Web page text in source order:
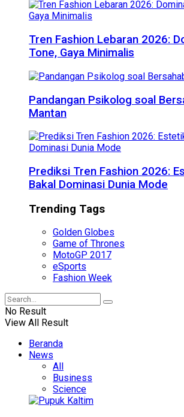
Tren Fashion Lebaran 2026:
Tone, Gaya Minimalis
Pandangan Psikolog soal
Mantan
Prediksi Tren Fashion 2026:
Bakal Dominasi Dunia Mode
Trending Tags
Golden Globes
Game of Thrones
MotoGP 2017
eSports
Fashion Week
No Result
View All Result
Beranda
News
All
Business
Science